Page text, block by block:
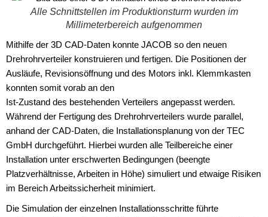
Alle Schnittstellen im Produktionsturm wurden im
Millimeterbereich aufgenommen
Mithilfe der 3D CAD-Daten konnte JACOB so den neuen
Drehrohrverteiler konstruieren und fertigen. Die Positionen der
Ausläufe, Revisionsöffnung und des Motors inkl. Klemmkasten
konnten somit vorab an den
Ist-Zustand des bestehenden Verteilers angepasst werden.
Während der Fertigung des Drehrohrverteilers wurde parallel,
anhand der CAD-Daten, die Installationsplanung von der TEC
GmbH durchgeführt. Hierbei wurden alle Teilbereiche einer
Installation unter erschwerten Bedingungen (beengte
Platzverhältnisse, Arbeiten in Höhe) simuliert und etwaige Risiken
im Bereich Arbeitssicherheit minimiert.
Die Simulation der einzelnen Installationsschritte führte